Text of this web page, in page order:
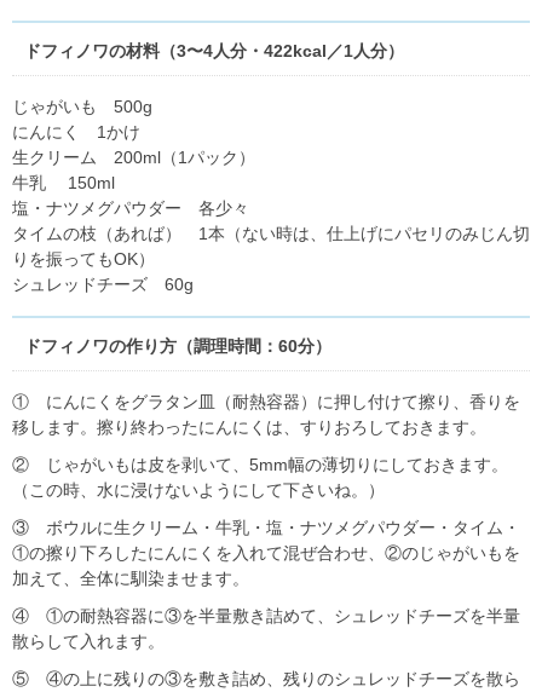
ドフィノワの材料（3〜4人分・422kcal／1人分）
じゃがいも 500g
にんにく 1かけ
生クリーム 200ml（1パック）
牛乳 150ml
塩・ナツメグパウダー 各少々
タイムの枝（あれば） 1本（ない時は、仕上げにパセリのみじん切
りを振ってもOK）
シュレッドチーズ 60g
ドフィノワの作り方（調理時間：60分）
① にんにくをグラタン皿（耐熱容器）に押し付けて擦り、香りを
移します。擦り終わったにんにくは、すりおろしておきます。
② じゃがいもは皮を剥いて、5mm幅の薄切りにしておきます。
（この時、水に浸けないようにして下さいね。）
③ ボウルに生クリーム・牛乳・塩・ナツメグパウダー・タイム・
①の擦り下ろしたにんにくを入れて混ぜ合わせ、②のじゃがいもを
加えて、全体に馴染ませます。
④ ①の耐熱容器に③を半量敷き詰めて、シュレッドチーズを半量
散らして入れます。
⑤ ④の上に残りの③を敷き詰め、残りのシュレッドチーズを散ら